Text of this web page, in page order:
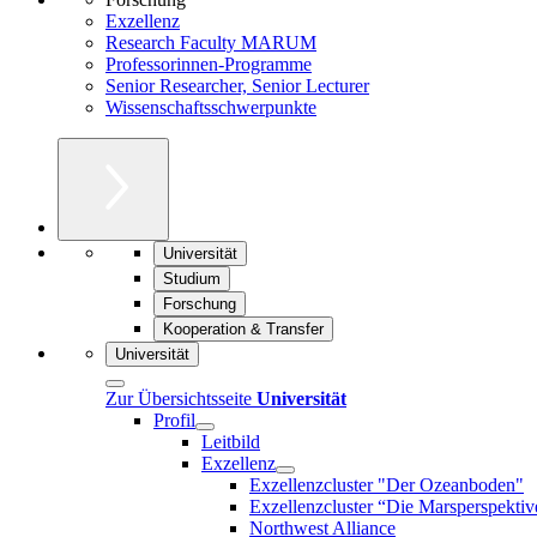
Exzellenz
Research Faculty MARUM
Professorinnen-Programme
Senior Researcher, Senior Lecturer
Wissenschaftsschwerpunkte
Universität
Studium
Forschung
Kooperation & Transfer
Universität
Zur Übersichtsseite Universität
Profil
Leitbild
Exzellenz
Exzellenzcluster "Der Ozeanboden"
Exzellenzcluster “Die
Northwest Alliance